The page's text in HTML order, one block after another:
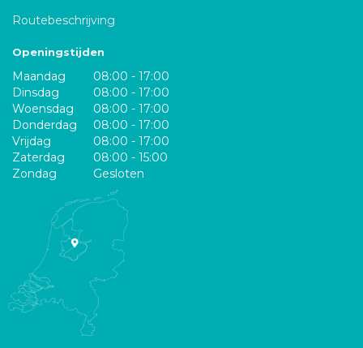
Routebeschrijving
Openingstijden
Maandag
08:00 - 17:00
Dinsdag
08:00 - 17:00
Woensdag
08:00 - 17:00
Donderdag
08:00 - 17:00
Vrijdag
08:00 - 17:00
Zaterdag
08:00 - 15:00
Zondag
Gesloten